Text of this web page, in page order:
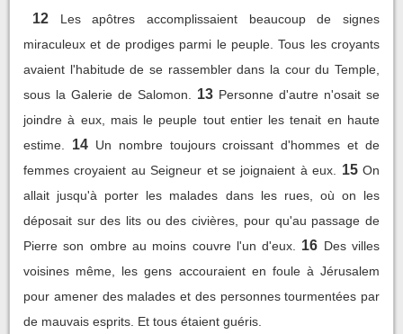
12
Les apôtres accomplissaient beaucoup de signes
miraculeux et de prodiges parmi le peuple. Tous les croyants
avaient l'habitude de se rassembler dans la cour du Temple,
sous la Galerie de Salomon.
13 Personne d'autre n'osait se
joindre à eux, mais le peuple tout entier les tenait en haute
estime.
14 Un nombre toujours croissant d'hommes et de
femmes croyaient au Seigneur et se joignaient à eux.
15 On
allait jusqu'à porter les malades dans les rues, où on les
déposait sur des lits ou des civières, pour qu'au passage de
Pierre son ombre au moins couvre l'un d'eux.
16 Des villes
voisines même, les gens accouraient en foule à Jérusalem
pour amener des malades et des personnes tourmentées par
de mauvais esprits. Et tous étaient guéris.